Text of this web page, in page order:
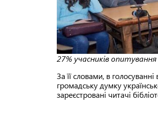
27% учасників
За її словами, в
громадську думку
зареєстровані читачі